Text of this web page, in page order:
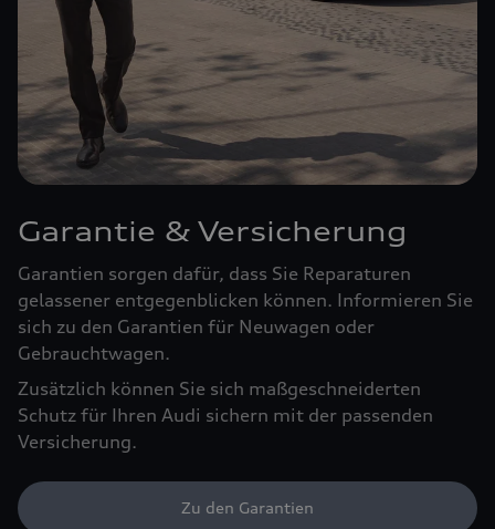
Garantie & Versicherung
Garantien sorgen dafür, dass Sie Reparaturen
gelassener entgegenblicken können. Informieren Sie
sich zu den Garantien für Neuwagen oder
Gebrauchtwagen.
Zusätzlich können Sie sich maßgeschneiderten
Schutz für Ihren Audi sichern mit der passenden
Versicherung.
Zu den Garantien